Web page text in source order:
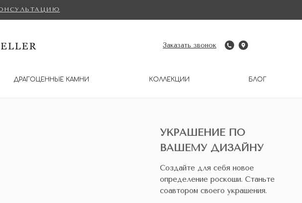
ДРАГОЦЕННЫЕ КАМНИ БЛОГ
КОЛЛЕКЦИИ
Заказать звонок
УКРАШЕНИЕ ПО
ВАШЕМУ ДИЗАЙНУ
Создайте для себя новое
определение роскоши. Станьте
соавтором своего украшения.